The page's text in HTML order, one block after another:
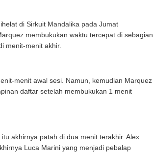
di Sirkuit Mandalika pada Jumat
membukukan waktu tercepat di sebagian
menit-menit akhir.
menit awal sesi. Namun, kemudian Marquez
daftar setelah membukukan 1 menit
akhirnya patah di dua menit terakhir. Alex
Luca Marini yang menjadi pebalap